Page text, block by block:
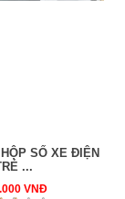
SỐ XE ĐIỆN
...
VNĐ